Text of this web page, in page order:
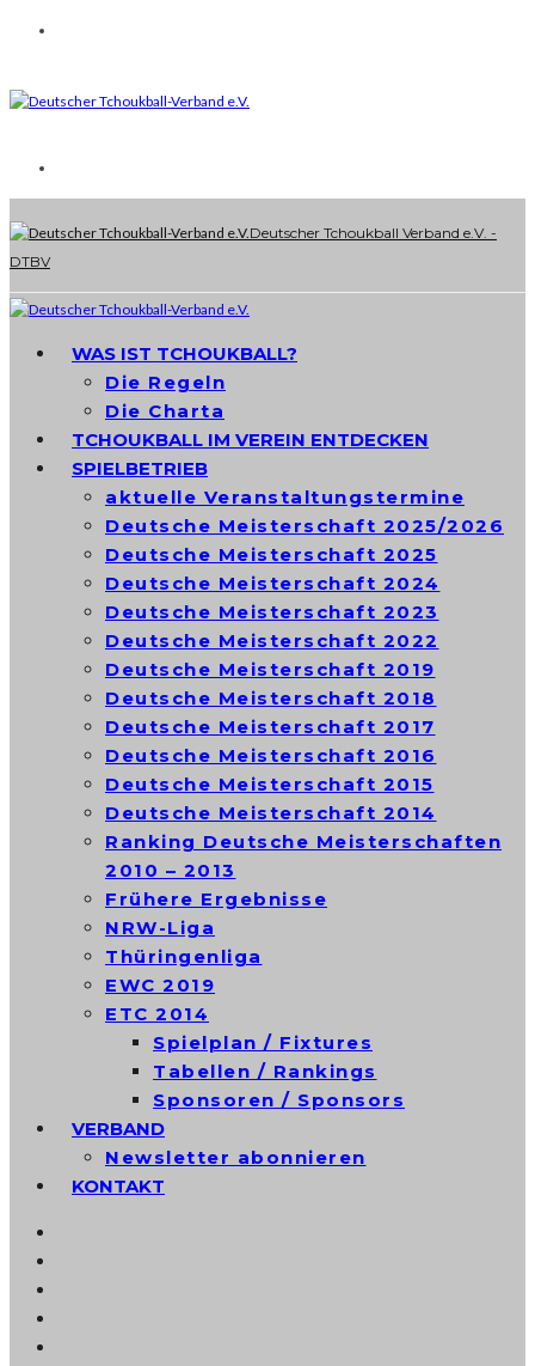
Deutscher Tchoukball Verband e.V. -
DTBV
WAS IST TCHOUKBALL?
Die Regeln
Die Charta
TCHOUKBALL IM VEREIN ENTDECKEN
SPIELBETRIEB
aktuelle Veranstaltungstermine
Deutsche Meisterschaft 2025/2026
Deutsche Meisterschaft 2025
Deutsche Meisterschaft 2024
Deutsche Meisterschaft 2023
Deutsche Meisterschaft 2022
Deutsche Meisterschaft 2019
Deutsche Meisterschaft 2018
Deutsche Meisterschaft 2017
Deutsche Meisterschaft 2016
Deutsche Meisterschaft 2015
Deutsche Meisterschaft 2014
Ranking Deutsche Meisterschaften
2010 – 2013
Frühere Ergebnisse
NRW-Liga
Thüringenliga
EWC 2019
ETC 2014
Spielplan / Fixtures
Tabellen / Rankings
Sponsoren / Sponsors
VERBAND
Newsletter abonnieren
KONTAKT